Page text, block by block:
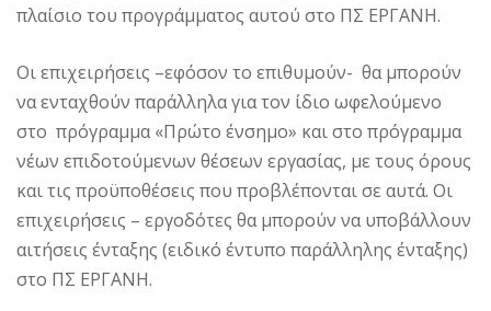
πλαίσιο του προγράμματος αυτού στο ΠΣ ΕΡΓΑΝΗ.
Οι επιχειρήσεις –εφόσον το επιθυμούν- θα μπορούν
να ενταχθούν παράλληλα για τον ίδιο ωφελούμενο
στο πρόγραμμα «Πρώτο ένσημο» και στο πρόγραμμα
νέων επιδοτούμενων θέσεων εργασίας, με τους όρους
και τις προϋποθέσεις που προβλέπονται σε αυτά. Οι
επιχειρήσεις – εργοδότες θα μπορούν να υποβάλλουν
αιτήσεις ένταξης (ειδικό έντυπο παράλληλης ένταξης)
στο ΠΣ ΕΡΓΑΝΗ.